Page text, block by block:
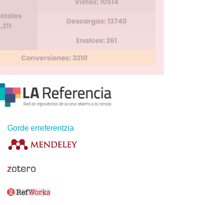
Gorde erreferentzia